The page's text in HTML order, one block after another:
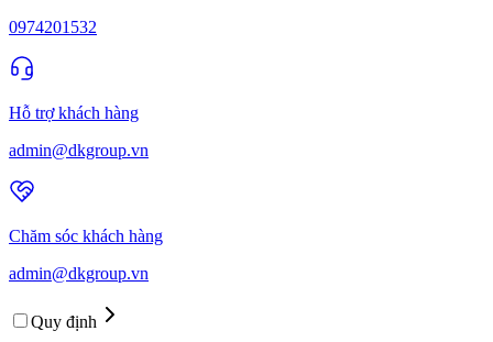
0974201532
Hỗ trợ khách hàng
admin@dkgroup.vn
Chăm sóc khách hàng
admin@dkgroup.vn
Quy định